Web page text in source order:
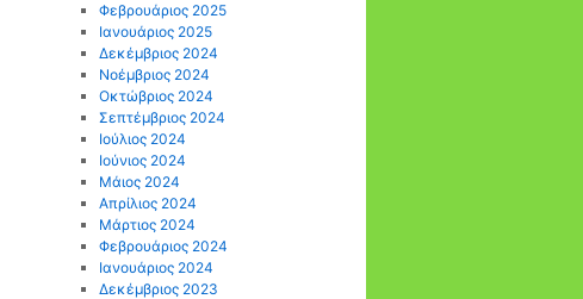
Φεβρουάριος 2025
Ιανουάριος 2025
Δεκέμβριος 2024
Νοέμβριος 2024
Οκτώβριος 2024
Σεπτέμβριος 2024
Ιούλιος 2024
Ιούνιος 2024
Μάιος 2024
Απρίλιος 2024
Μάρτιος 2024
Φεβρουάριος 2024
Ιανουάριος 2024
Δεκέμβριος 2023